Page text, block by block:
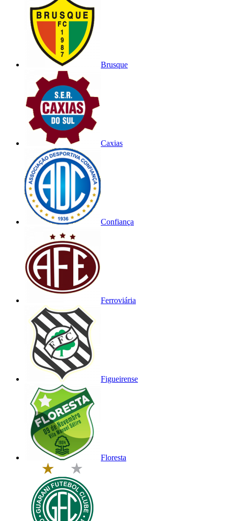
Brusque
Caxias
Confiança
Ferroviária
Figueirense
Floresta